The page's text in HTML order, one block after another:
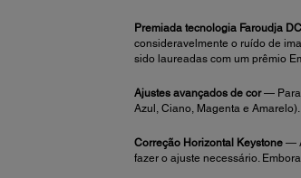
Premiada tecnologia Faroudja
consideravelmente o ruído de
sido laureadas com um prêmio
Ajustes avançados de cor— Para
Azul, Ciano, Magenta e
Correção Horizontal Keystone—
fazer o ajuste necessário.